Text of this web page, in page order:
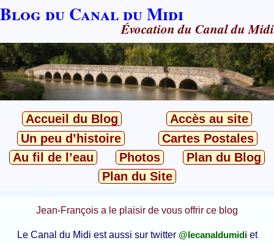
Blog du Canal du Midi
Évocation du Canal du Midi
Accueil du Blog
Accès au site
Un peu d’histoire
Cartes Postales
Au fil de l’eau
Photos
Plan du Blog
Plan du Site
Jean-François a le plaisir de vous offrir ce blog
Le Canal du Midi est aussi sur twitter @lecanaldumidiet